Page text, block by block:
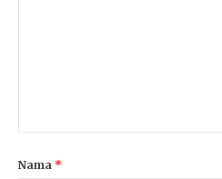
Nama *